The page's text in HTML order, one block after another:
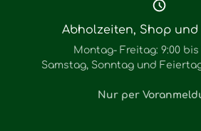
Abholzeiten, Shop und
Montag- Freitag: 9:00 bis
Samstag, Sonntag und
Nur per